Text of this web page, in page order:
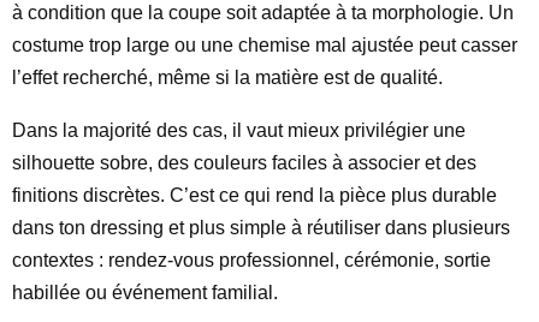
à condition que la coupe soit adaptée à ta morphologie. Un
costume trop large ou une chemise mal ajustée peut casser
l’effet recherché, même si la matière est de qualité.
Dans la majorité des cas, il vaut mieux privilégier une
silhouette sobre, des couleurs faciles à associer et des
finitions discrètes. C’est ce qui rend la pièce plus durable
dans ton dressing et plus simple à réutiliser dans plusieurs
contextes : rendez-vous professionnel, cérémonie, sortie
habillée ou événement familial.